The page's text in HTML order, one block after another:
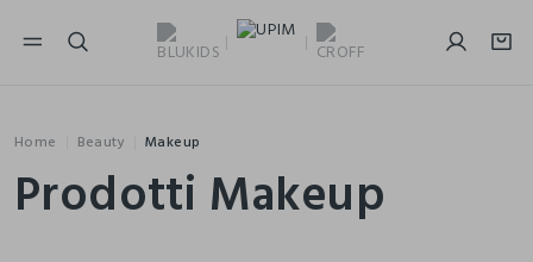
NAVIGATION.ARIA.GOTOMAINCONTENT
Home Beauty Makeup
Prodotti Makeup